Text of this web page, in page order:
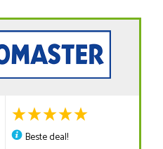
Beste deal!